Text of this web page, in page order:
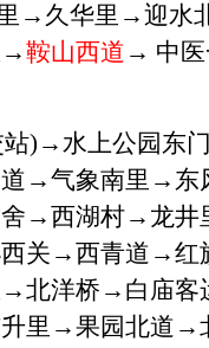
→久华里→迎水
→鞍山西道 → 中
站)→水上公园
→气象南里→东
→西湖村→龙
关→西青道→
北洋桥→白庙
里→果园北道→